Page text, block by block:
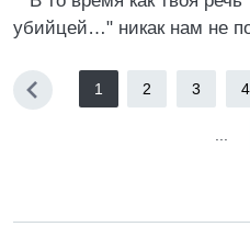
убийцей…" никак нам не
1 2 3 4